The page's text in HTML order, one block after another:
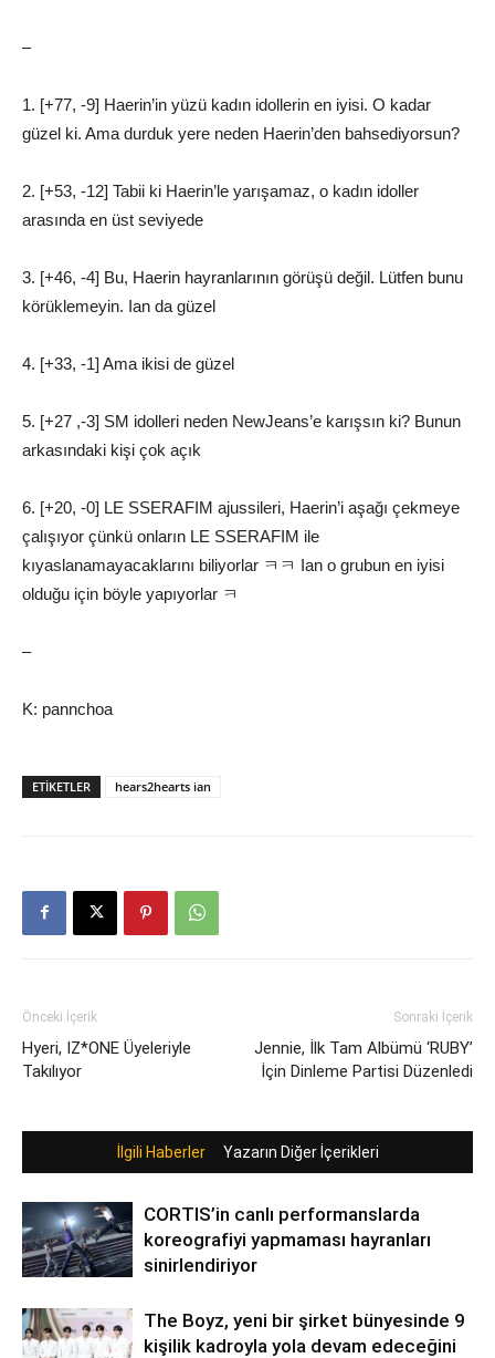
–
1. [+77, -9] Haerin’in yüzü kadın idollerin en iyisi. O kadar
güzel ki. Ama durduk yere neden Haerin’den bahsediyorsun?
2. [+53, -12] Tabii ki Haerin’le yarışamaz, o kadın idoller
arasında en üst seviyede
3. [+46, -4] Bu, Haerin hayranlarının görüşü değil. Lütfen bunu
körüklemeyin. Ian da güzel
4. [+33, -1] Ama ikisi de güzel
5. [+27 ,-3] SM idolleri neden NewJeans’e karışsın ki? Bunun
arkasındaki kişi çok açık
6. [+20, -0] LE SSERAFIM ajussileri, Haerin’i aşağı çekmeye
çalışıyor çünkü onların LE SSERAFIM ile
kıyaslanamayacaklarını biliyorlar ㅋㅋ Ian o grubun en iyisi
olduğu için böyle yapıyorlar ㅋ
–
K: pannchoa
ETIKETLER hears2hearts ian
Önceki İçerik
Hyeri, IZ*ONE Üyeleriyle
Takılıyor
Sonraki İçerik
Jennie, İlk Tam Albümü ‘RUBY’
İçin Dinleme Partisi Düzenledi
İlgili Haberler Yazarın Diğer İçerikleri
CORTIS’in canlı performanslarda
koreografiyi yapmaması hayranları
sinirlendiriyor
The Boyz, yeni bir şirket bünyesinde 9
kişilik kadroyla yola devam edeceğini